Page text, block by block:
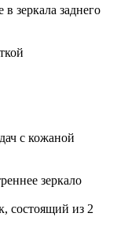
зеркала заднего
с кожаной
зеркало
состоящий из 2